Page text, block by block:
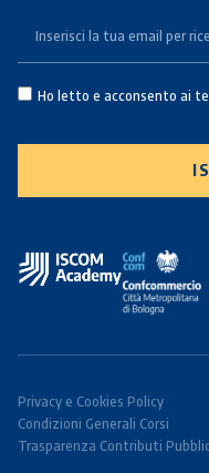
Ho letto e acconsento ai
Privacy e Cookies Policy
Condizioni Generali Corsi
Trasparenza Contributi